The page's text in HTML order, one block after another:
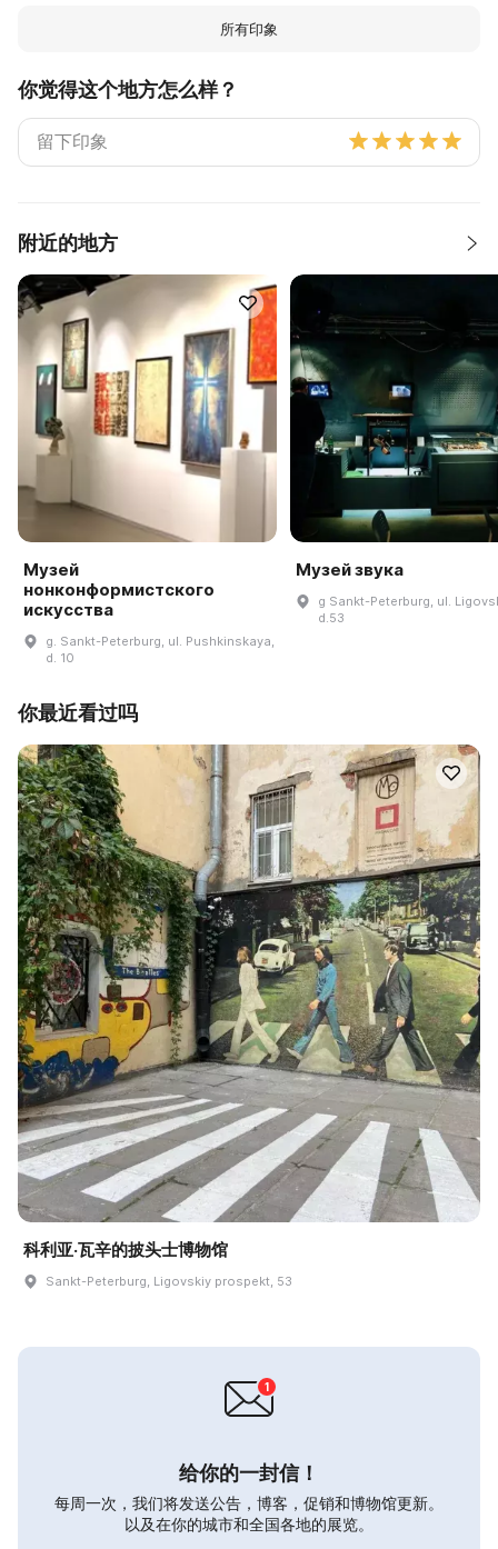
所有印象
你觉得这个地方怎么样？
附近的地方
Музей
нонконформистского
искусства
g. Sankt-Peterburg, ul. Pushkinskaya,
d. 10
Музей звука
g Sankt-Peterburg, ul.
d.53
你最近看过吗
科利亚·瓦辛的披头士博物馆
Sankt-Peterburg, Ligovskiy prospekt, 53
给你的一封信！
每周一次，我们将发送公告，博客，促销和博物馆更新。
以及在你的城市和全国各地的展览。